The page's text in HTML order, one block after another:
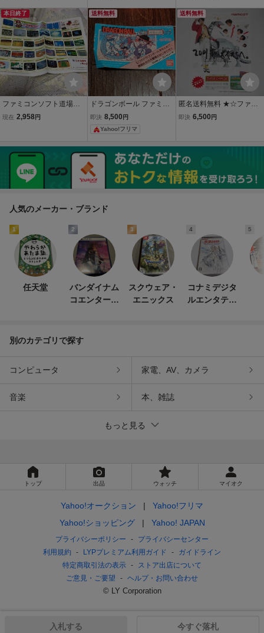
神龍の謎ゲームマテリア
ル 説明書のみ 何本
でも同梱OK◯
「ドラゴンボールＺ 伝説
の超戦士たち」 １枚
ー PS チラシ カタロ
グ プロモーション 非
売品 販促 ゲーム
本日終了
ファミコンソフト道場
ことぶきや スーパーマ
促 非売品 カタログ
パンフレット 任天堂
現在 2,958円
送料無料
ドラゴンボール ファミコ
ンソフトの説明書のみ
即決 8,500 円
Yahoo!フリマ
送料無料
匿名送料無料 ★☆ファミ
コンちらし 非売品 カタロ
☆即決！２００１年の大
人たちへ。
即決 6,500 円
人気のメーカー・ブランド
1
任天堂
2
バンダイナム
コエンターテ
3
スクウェア・
エニックス
4
コナミデジタ
ルエンタテイ
5
別のカテゴリで探す
コンピュータ 家電、AV、カメラ
音楽 本、雑誌
もっと見る
入札する 今すぐ落札
トップ 出品 ウォッチ マイオク
Yahoo!オークション
Yahoo!フリマ
Yahoo!ショッピング
Yahoo! JAPAN
プライバシーポリシー
プライバシーセンター
利用規約
LYPプレミアム利用ガイド
ガイドライン
特定商取引法の表示
ストア出店について
ご意見・ご要望
ヘルプ・お問い合わせ
© LY Corporation